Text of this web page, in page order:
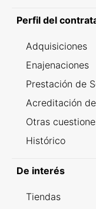
Perfil del
Adquisiciones
Enajenaciones
Prestación de
Acreditación
Otras
Histórico
De interés
Tiendas